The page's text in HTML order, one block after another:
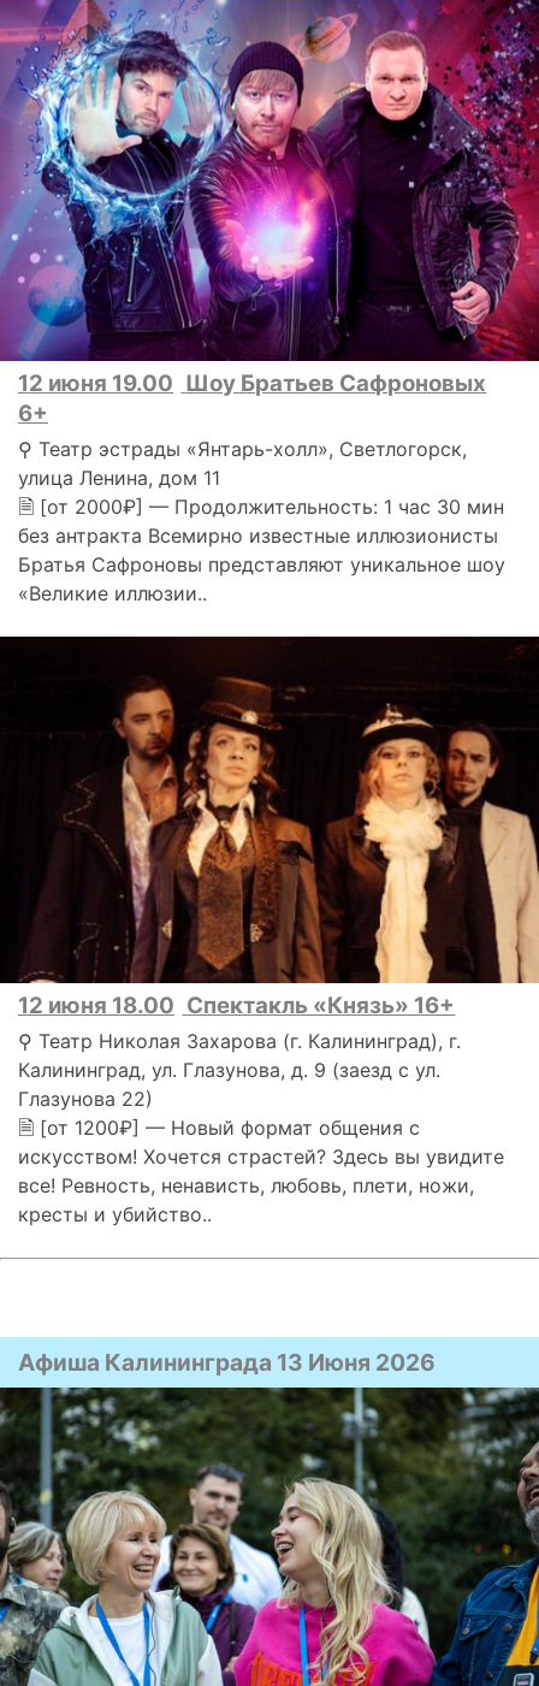
12 июня 19.00 Шоу Братьев Сафроновых
6+
⚲ Театр эстрады «Янтарь-холл», Светлогорск,
улица Ленина, дом 11
🗎 [от 2000₽] — Продолжительность: 1 час 30 мин
без антракта Всемирно известные иллюзионисты
Братья Сафроновы представляют уникальное шоу
«Великие иллюзии..
12 июня 18.00 Спектакль «Князь» 16+
⚲ Театр Николая Захарова (г. Калининград), г.
Калининград, ул. Глазунова, д. 9 (заезд с ул.
Глазунова 22)
🗎 [от 1200₽] — Новый формат общения с
искусством! Хочется страстей? Здесь вы увидите
все! Ревность, ненависть, любовь, плети, ножи,
кресты и убийство..
Афиша Калининграда 13 Июня 2026